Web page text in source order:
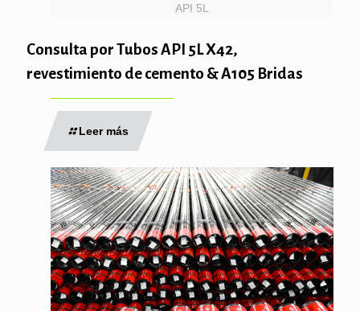
API 5L
Consulta por Tubos API 5L X42,
revestimiento de cemento & A105 Bridas
Leer más